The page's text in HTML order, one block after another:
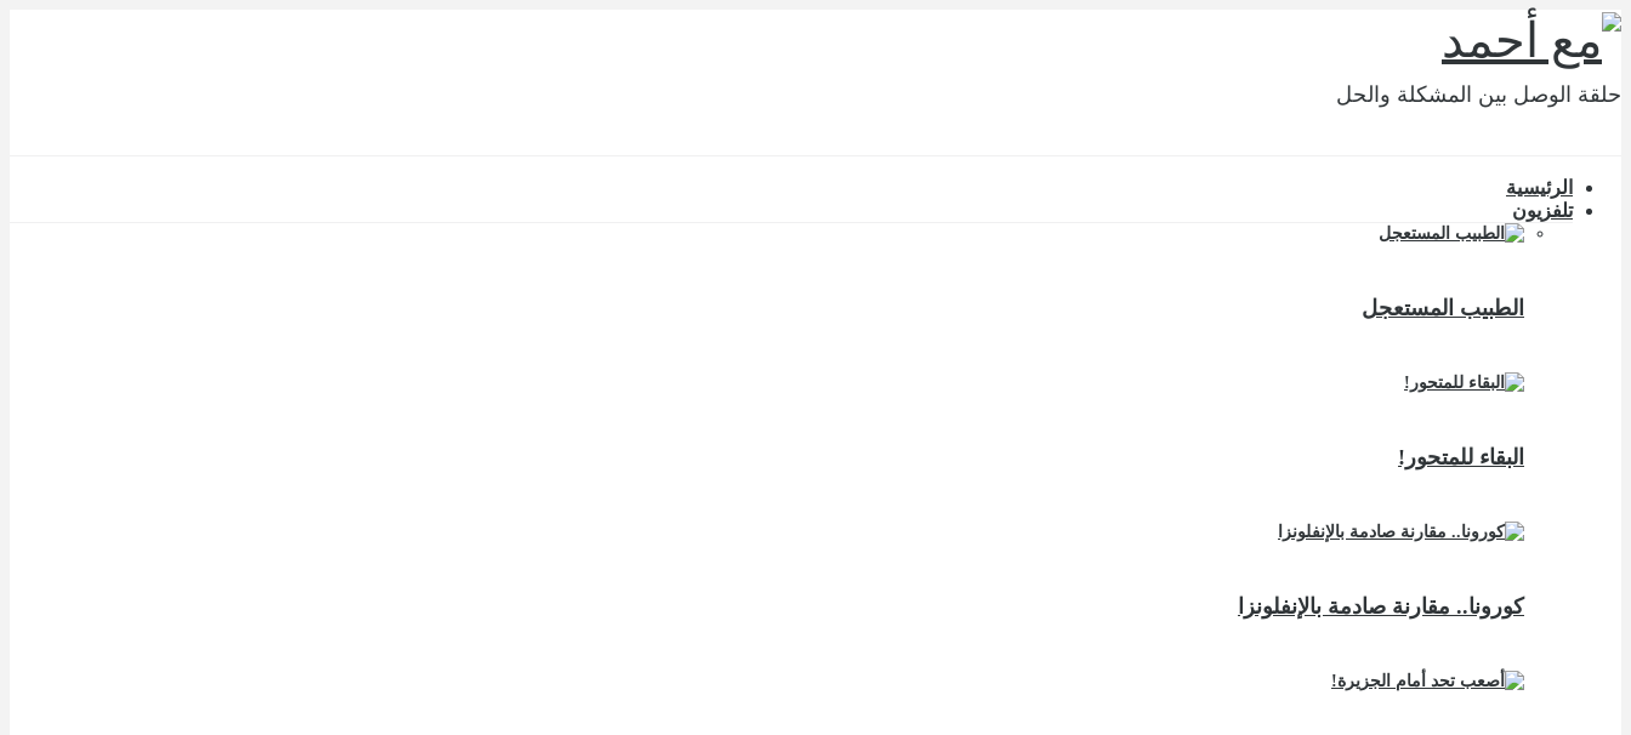
حلقة الوصل بين المشكلة والحل
الرئيسية
تلفزيون
الطبيب المستعجل
البقاء للمتحور!
كورونا.. مقارنة صادمة بالإنفلونزا